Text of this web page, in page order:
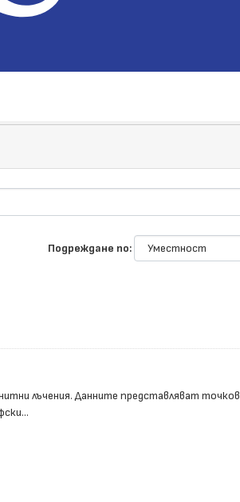
Подреждане по
лъчения. Данните представляват точков